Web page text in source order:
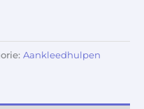
Aankleedhulpen